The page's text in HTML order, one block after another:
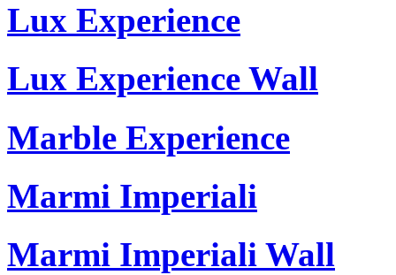
Lux Experience
Lux Experience Wall
Marble Experience
Marmi Imperiali
Marmi Imperiali Wall